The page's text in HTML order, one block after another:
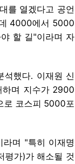
를 열겠다고 공언
4000에서 5000
할 길"이라며 자
석했다. 이재원 신
하며 지수가 2900
로 코스피 5000포
며 "특히 이재명
평가)가 해소될 것